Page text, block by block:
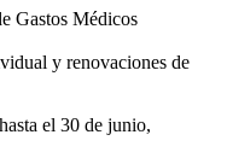
Gastos Médicos
y renovaciones de
hasta el 30 de junio,